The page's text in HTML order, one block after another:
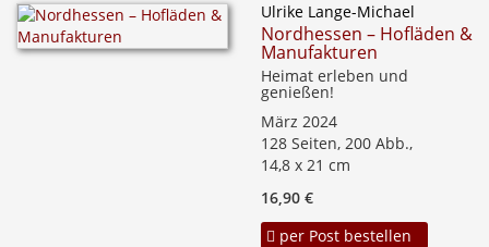
Ulrike Lange-Michael
Nordhessen – Hofläden &
Manufakturen
Heimat erleben und
genießen!
März 2024
128 Seiten, 200 Abb.,
14,8 x 21 cm
16,90 €
per Post bestellen